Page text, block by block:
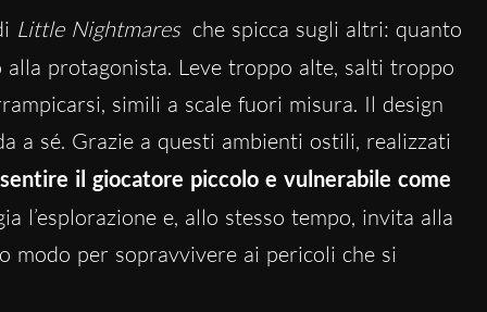
Little Nightmares che spicca sugli altri: quanto
alla protagonista. Leve troppo alte, salti troppo
simili a scale fuori misura. Il design
a sé. Grazie a questi ambienti ostili, realizzati
il giocatore piccolo e vulnerabile come
l’esplorazione e, allo stesso tempo, invita alla
modo per sopravvivere ai pericoli che si